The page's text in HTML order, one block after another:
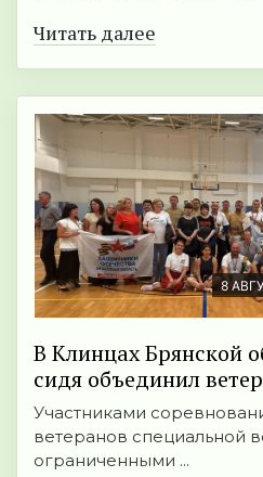
Читать далее
8
В Клинцах Брянской
сидя объединил
Участниками
ветеранов специальной
ограниченными ...